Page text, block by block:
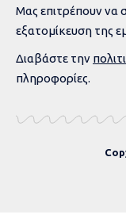
Μας επιτρέπουν να
εξατομίκευση της
Διαβάστε την
πληροφορίες.